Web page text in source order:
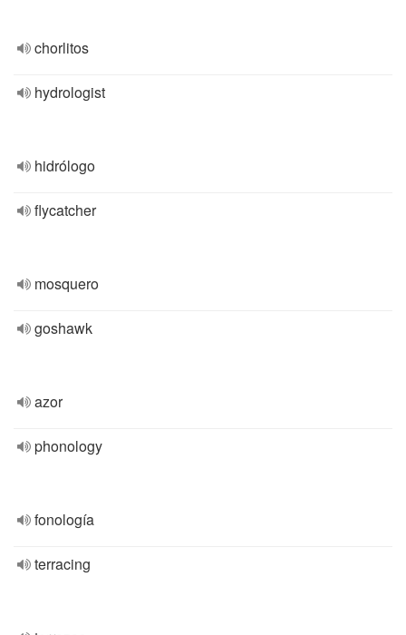
chorlitos
hydrologist
hidrólogo
flycatcher
mosquero
goshawk
azor
phonology
fonología
terracing